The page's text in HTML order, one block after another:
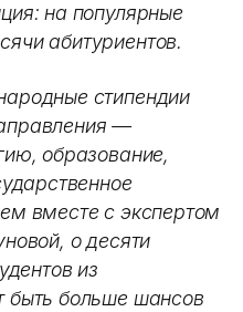
на популярные
абитуриентов.
стипендии
—
образование,
вместе с экспертом
о десяти
из
быть больше шансов